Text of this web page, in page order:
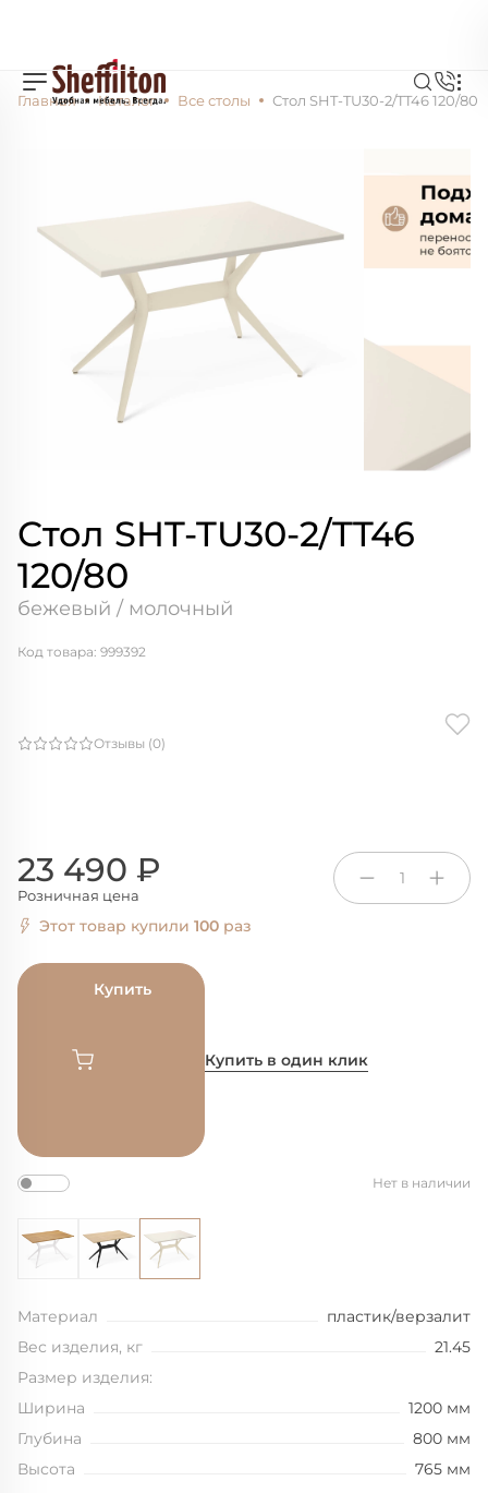
Главная Каталог Все столы Стол SHT-TU30-2/TT46 120/80
Стол SHT-TU30-2/TT46
120/80
бежевый / молочный
Отзывы (0)
Код товара: 999392
23 490 ₽
Розничная цена
1
Этот товар купили 100 раз
Купить
Купить в один клик
Нет в наличии
Материал
пластик/верзалит
Вес изделия, кг
21.45
Размер изделия:
Ширина
1200 мм
Глубина
800 мм
Высота
765 мм